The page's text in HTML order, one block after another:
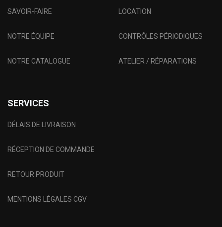
SAVOIR-FAIRE
NOTRE ÉQUIPE
NOTRE CATALOGUE
LOCATION
CONTRÔLES PÉRIODIQUES
ATELIER / RÉPARATIONS
SERVICES
DÉLAIS DE LIVRAISON
RÉCEPTION DE COMMANDE
RETOUR PRODUIT
MENTIONS LÉGALES CGV